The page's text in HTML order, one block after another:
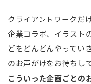
クライアントワークだ
企業コラボ、イラスト
どをどんどんやってい
のお声がけをお待ちし
こういった企画ごとの